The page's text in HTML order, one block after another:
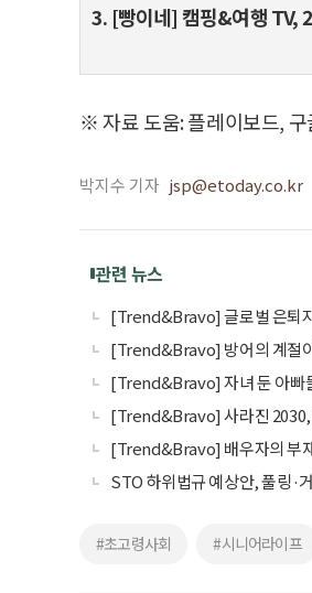
3. [빵이네] 캠핑&여행 TV,
※ 자료 도움: 플레이보드,
박지수 기자 jsp@etoday.co.kr
관련 뉴스
[Trend&Bravo] 글로벌 은퇴
[Trend&Bravo] 방어의 계절
[Trend&Bravo] 자녀 둔 아빠
[Trend&Bravo] 사라진
[Trend&Bravo] 배우자의 부
STO 하위법규 예상안, 풀링·
#초고령사회 #시니어라이프